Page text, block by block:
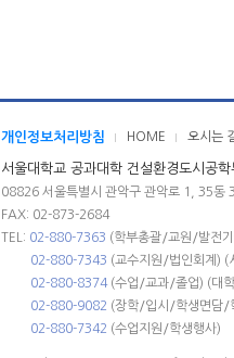
개인정보처리방침 HOME 오시는
서울대학교 공과대학 건설환경도시공학
08826 서울특별시 관악구 관악로 1, 35동
FAX: 02-873-2684
TEL: 02-880-7363 (학부총괄/교원/발전
02-880-7343 (교수지원/법인회계)
02-880-8374(수업/교과/졸업) (대
02-880-9082 (장학/입시/학생면담/
02-880-7342 (수업지원/학생행사)